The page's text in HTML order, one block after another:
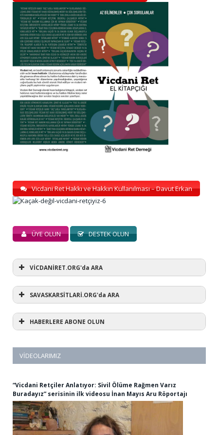
Vicdani Ret Hakkı ve Hakkın Kullanılması – Davut Erkan
ÜYE OLUN DESTEK OLUN
VİCDANİRET.ORG'da ARA
SAVASKARSİTLARİ.ORG'da ARA
HABERLERE ABONE OLUN
VIDEOLARIMIZ
“Vicdani Retçiler Anlatıyor: Sivil Ölüme Rağmen Varız
Buradayız” serisinin ilk videosu İnan Mayıs Aru Röportajı